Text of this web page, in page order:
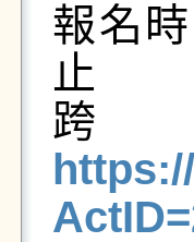
報名
止